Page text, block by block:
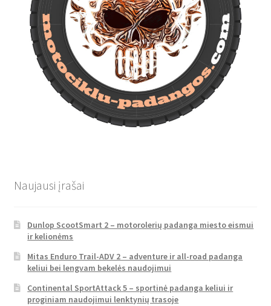
Naujausi įrašai
Dunlop ScootSmart 2 – motorolerių padanga miesto eismui
ir kelionėms
Mitas Enduro Trail-ADV 2 – adventure ir all-road padanga
keliui bei lengvam bekelės naudojimui
Continental SportAttack 5 – sportinė padanga keliui ir
proginiam naudojimui lenktynių trasoje